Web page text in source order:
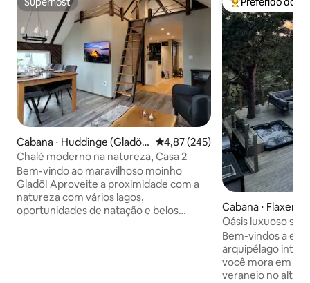
Superhost
Cabana ⋅ Huddinge (Gladö k
varn)
4,87 de uma avaliação média de
4,87 (245)
Chalé moderno na natureza, Casa 2
Bem-vindo ao maravilhoso moinho
Gladö! Aproveite a proximidade com a
natureza com vários lagos,
oportunidades de natação e belos
Entre os
Cabana ⋅
Oásis luxuoso
árvores no
Bem-vindos a
arquipélago
você mora em
veraneio no alto,